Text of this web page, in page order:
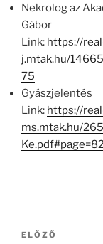
Nekrolog az
Gábor
Link: https://
j.mtak.hu/
75
Gyászjelentés
Link: https://
ms.mtak.hu/
Bejegyzés
Korábbi
ELŐZŐ